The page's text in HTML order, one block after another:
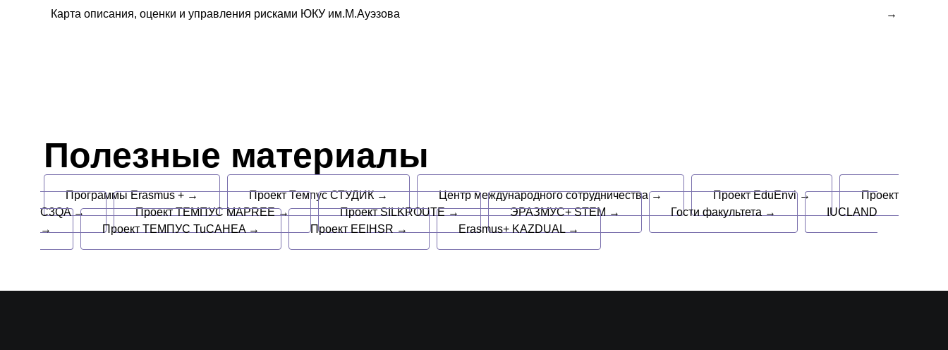
Карта описания, оценки и управления рисками ЮКУ им.М.Ауэзова
Полезные материалы
Программы Erasmus + → Проект Темпус СТУДИК → Центр международного сотрудничества → Проект EduEnvi →
Проект
C3QA →
Проект ТЕМПУС MAPREE → Проект SILKROUTE → ЭРАЗМУС+ STEM → Гости факультета →
IUCLAND
→
Проект ТЕМПУС TuCAHEA → Проект EEIHSR → Erasmus+ KAZDUAL →